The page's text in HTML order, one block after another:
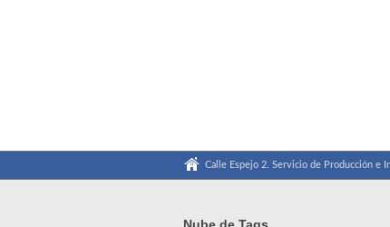
Calle Espejo 2. Servicio de Producción e